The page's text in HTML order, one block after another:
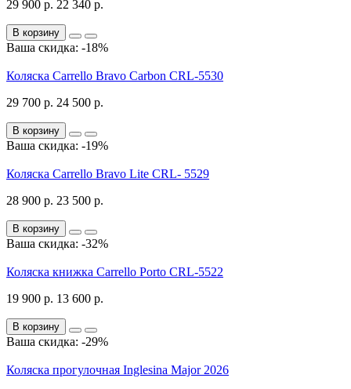
29 900 р. 22 340 р.
В корзину
Ваша скидка: -18%
Коляска Carrello Bravo Carbon CRL-5530
29 700 р. 24 500 р.
В корзину
Ваша скидка: -19%
Коляска Carrello Bravo Lite CRL- 5529
28 900 р. 23 500 р.
В корзину
Ваша скидка: -32%
Коляска книжка Carrello Porto CRL-5522
19 900 р. 13 600 р.
В корзину
Ваша скидка: -29%
Коляска прогулочная Inglesina Major 2026